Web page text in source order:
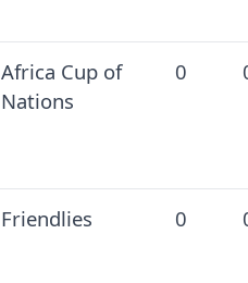
Africa Cup of
Nations
0
Friendlies 0